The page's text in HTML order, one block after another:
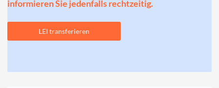
informieren Sie jedenfalls rechtzeitig.
LEI transferieren